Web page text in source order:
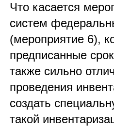
Что касается
систем
(мероприятие 6),
предписанные
также сильно
проведения
создать
такой